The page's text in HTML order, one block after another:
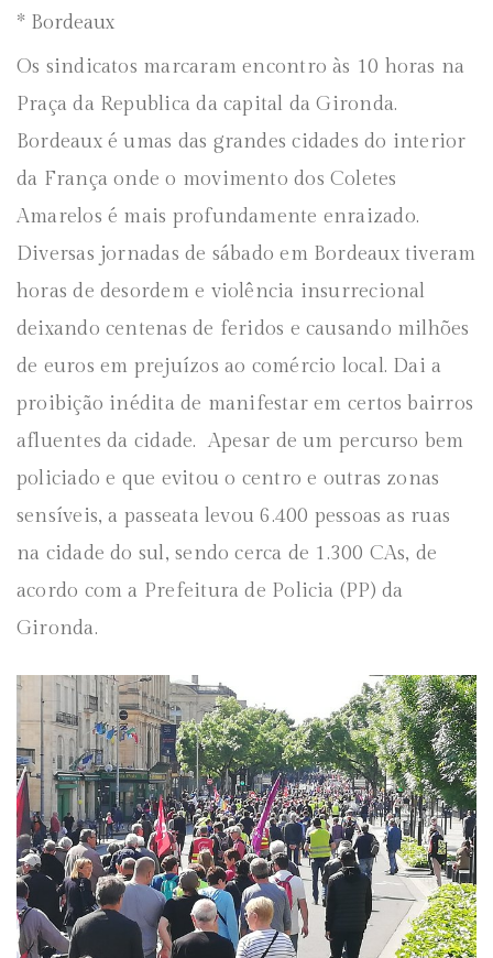
* Bordeaux
Os sindicatos marcaram encontro às 10 horas na
Praça da Republica da capital da Gironda.
Bordeaux é umas das grandes cidades do interior
da França onde o movimento dos Coletes
Amarelos é mais profundamente enraizado.
Diversas jornadas de sábado em Bordeaux tiveram
horas de desordem e violência insurrecional
deixando centenas de feridos e causando milhões
de euros em prejuízos ao comércio local. Dai a
proibição inédita de manifestar em certos bairros
afluentes da cidade. Apesar de um percurso bem
policiado e que evitou o centro e outras zonas
sensíveis, a passeata levou 6.400 pessoas as ruas
na cidade do sul, sendo cerca de 1.300 CAs, de
acordo com a Prefeitura de Policia (PP) da
Gironda.